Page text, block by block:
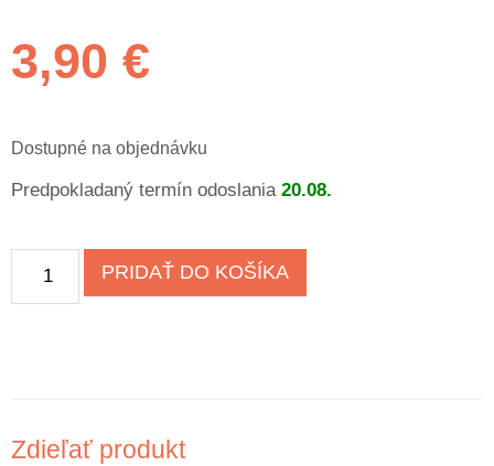
3,90 €
Dostupné na objednávku
Predpokladaný termín odoslania 20.08.
PRIDAŤ DO KOŠÍKA
Zdieľať produkt